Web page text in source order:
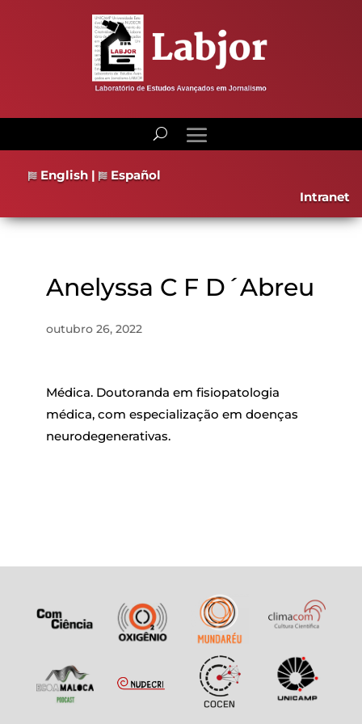
English |
Español
Intranet
Anelyssa C F D´Abreu
outubro 26, 2022
Médica. Doutoranda em fisiopatologia
médica, com especialização em doenças
neurodegenerativas.